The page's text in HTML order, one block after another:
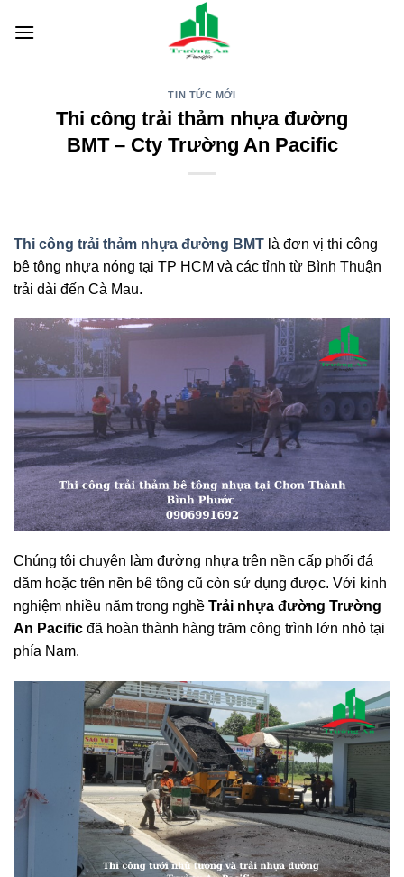
TIN TỨC MỚI
Thi công trải thảm nhựa đường
BMT – Cty Trường An Pacific
Thi công trải thảm nhựa đường BMT là đơn vị thi công
bê tông nhựa nóng tại TP HCM và các tỉnh từ Bình Thuận
trải dài đến Cà Mau.
Chúng tôi chuyên làm đường nhựa trên nền cấp phối đá
dăm hoặc trên nền bê tông cũ còn sử dụng được. Với kinh
nghiệm nhiều năm trong nghề Trải nhựa đường Trường
An Pacific đã hoàn thành hàng trăm công trình lớn nhỏ tại
phía Nam.